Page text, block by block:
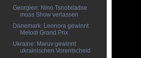
Georgien: Nino Tsnobiladse
muss Show verlassen
Dänemark: Leonora gewinnt
Melodi Grand Prix
Ukraine: Maruv gewinnt
ukrainischen Vorentscheid